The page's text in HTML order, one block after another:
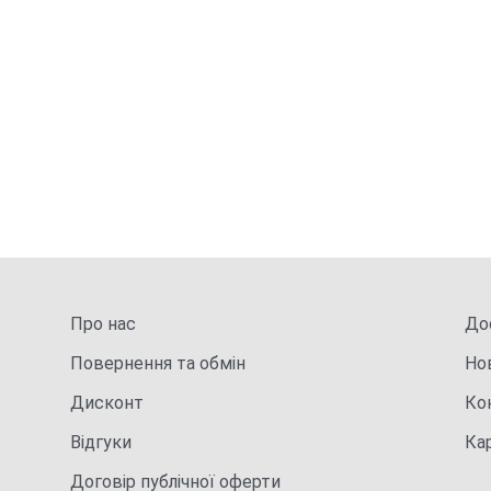
Про нас
Повернення та обмін
Дисконт
Відгуки
Договір публічної оферти